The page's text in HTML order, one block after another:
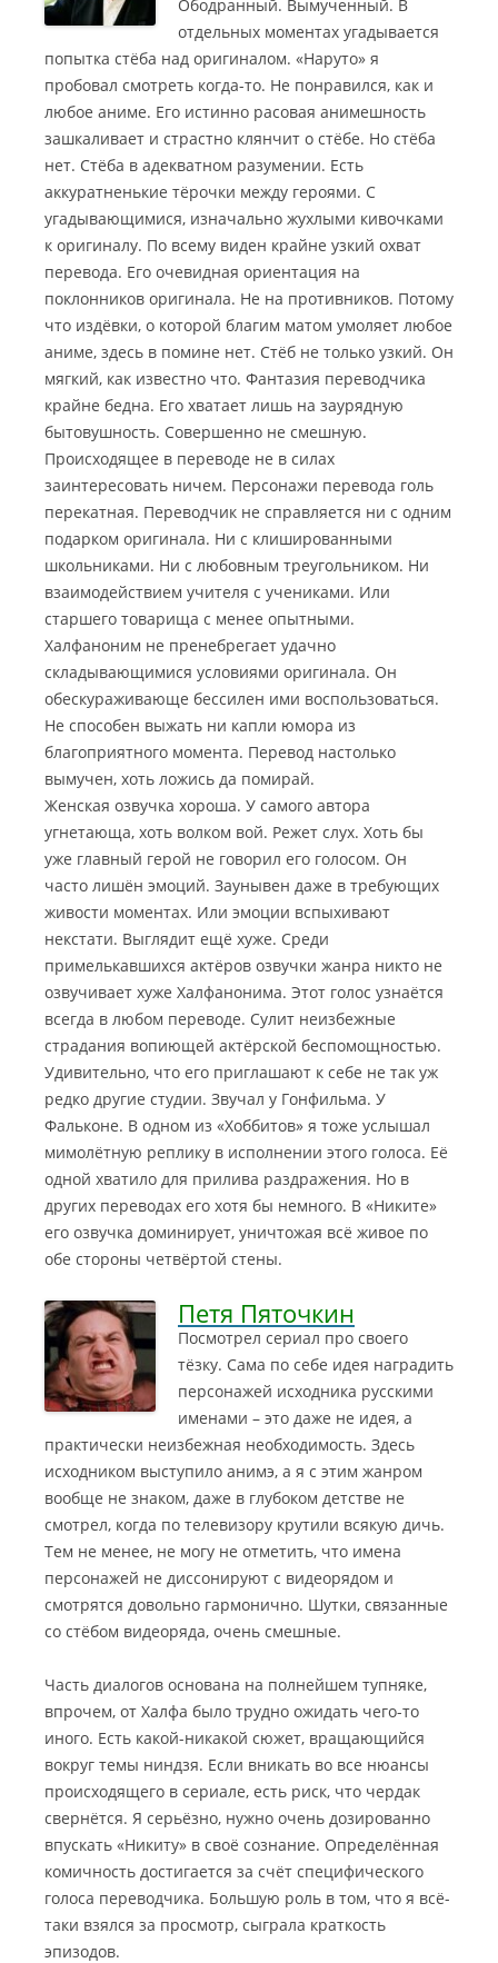
Ободранный. Вымученный. В
отдельных моментах угадывается
попытка стёба над оригиналом. «Наруто» я
пробовал смотреть когда-то. Не понравился, как и
любое аниме. Его истинно расовая анимешность
зашкаливает и страстно клянчит о стёбе. Но стёба
нет. Стёба в адекватном разумении. Есть
аккуратненькие тёрочки между героями. С
угадывающимися, изначально жухлыми кивочками
к оригиналу. По всему виден крайне узкий охват
перевода. Его очевидная ориентация на
поклонников оригинала. Не на противников. Потому
что издёвки, о которой благим матом умоляет любое
аниме, здесь в помине нет. Стёб не только узкий. Он
мягкий, как известно что. Фантазия переводчика
крайне бедна. Его хватает лишь на заурядную
бытовушность. Совершенно не смешную.
Происходящее в переводе не в силах
заинтересовать ничем. Персонажи перевода голь
перекатная. Переводчик не справляется ни с одним
подарком оригинала. Ни с клишированными
школьниками. Ни с любовным треугольником. Ни
взаимодействием учителя с учениками. Или
старшего товарища с менее опытными.
Халфаноним не пренебрегает удачно
складывающимися условиями оригинала. Он
обескураживающе бессилен ими воспользоваться.
Не способен выжать ни капли юмора из
благоприятного момента. Перевод настолько
вымучен, хоть ложись да помирай.
Женская озвучка хороша. У самого автора
угнетающа, хоть волком вой. Режет слух. Хоть бы
уже главный герой не говорил его голосом. Он
часто лишён эмоций. Заунывен даже в требующих
живости моментах. Или эмоции вспыхивают
некстати. Выглядит ещё хуже. Среди
примелькавшихся актёров озвучки жанра никто не
озвучивает хуже Халфанонима. Этот голос узнаётся
всегда в любом переводе. Сулит неизбежные
страдания вопиющей актёрской беспомощностью.
Удивительно, что его приглашают к себе не так уж
редко другие студии. Звучал у Гонфильма. У
Фальконе. В одном из «Хоббитов» я тоже услышал
мимолётную реплику в исполнении этого голоса. Её
одной хватило для прилива раздражения. Но в
других переводах его хотя бы немного. В «Никите»
его озвучка доминирует, уничтожая всё живое по
обе стороны четвёртой стены.
Петя Пяточкин
Посмотрел сериал про своего
тёзку. Сама по себе идея наградить
персонажей исходника русскими
именами – это даже не идея, а
практически неизбежная необходимость. Здесь
исходником выступило анимэ, а я с этим жанром
вообще не знаком, даже в глубоком детстве не
смотрел, когда по телевизору крутили всякую дичь.
Тем не менее, не могу не отметить, что имена
персонажей не диссонируют с видеорядом и
смотрятся довольно гармонично. Шутки, связанные
со стёбом видеоряда, очень смешные.
Часть диалогов основана на полнейшем тупняке,
впрочем, от Халфа было трудно ожидать чего-то
иного. Есть какой-никакой сюжет, вращающийся
вокруг темы ниндзя. Если вникать во все нюансы
происходящего в сериале, есть риск, что чердак
свернётся. Я серьёзно, нужно очень дозированно
впускать «Никиту» в своё сознание. Определённая
комичность достигается за счёт специфического
голоса переводчика. Большую роль в том, что я всё-
таки взялся за просмотр, сыграла краткость
эпизодов.